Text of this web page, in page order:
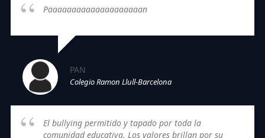
Paaaaaaaaaaaaaaaaaaaan
PAN
Colegio Ramon Llull-Barcelona
El bullying permitido y tapado por toda la
comunidad educativa. Los valores brillan por su